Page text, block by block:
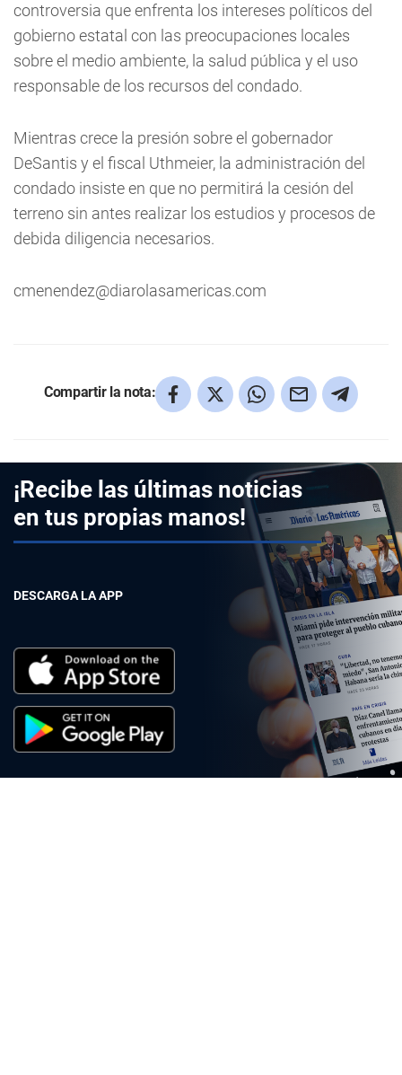
controversia que enfrenta los intereses políticos del
gobierno estatal con las preocupaciones locales
sobre el medio ambiente, la salud pública y el uso
responsable de los recursos del condado.
Mientras crece la presión sobre el gobernador
DeSantis y el fiscal Uthmeier, la administración del
condado insiste en que no permitirá la cesión del
terreno sin antes realizar los estudios y procesos de
debida diligencia necesarios.
cmenendez@diarolasamericas.com
Compartir la nota:
¡Recibe las últimas noticias
en tus propias manos!
DESCARGA LA APP